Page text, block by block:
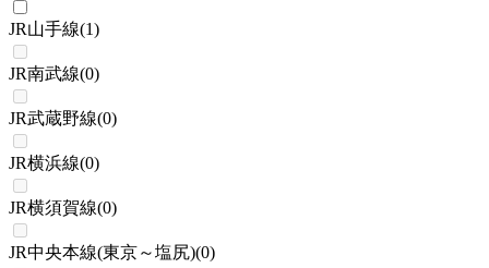
JR山手線(1)
JR南武線(0)
JR武蔵野線(0)
JR横浜線(0)
JR横須賀線(0)
JR中央本線(東京～塩尻)(0)